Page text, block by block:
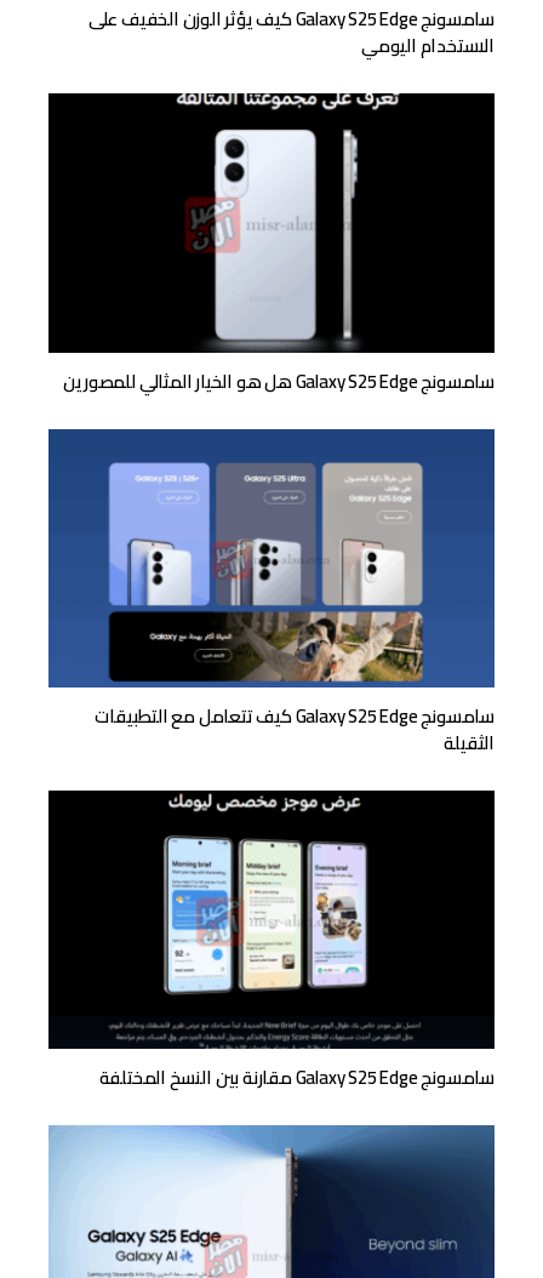
سامسونج Galaxy S25 Edge كيف يؤثر الوزن الخفيف على
الاستخدام اليومي
سامسونج Galaxy S25 Edge هل هو الخيار المثالي للمصورين
سامسونج Galaxy S25 Edge كيف تتعامل مع التطبيقات
الثقيلة
سامسونج Galaxy S25 Edge مقارنة بين النسخ المختلفة